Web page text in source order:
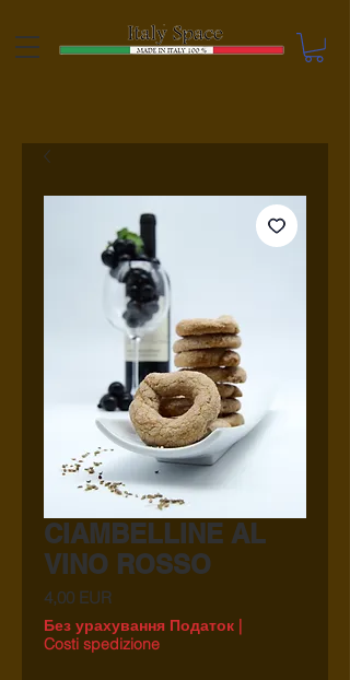
CIAMBELLINE AL
VINO ROSSO
4,00 EURЦіна
Без урахування Податок |
Costi spedizione